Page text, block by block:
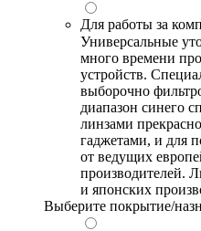
Для работы за
Универсальные
много времени
устройств.
выборочно
диапазон синего
линзами
гаджетами, и для
от ведущих
производителей.
и японских
Выберите покрытие/